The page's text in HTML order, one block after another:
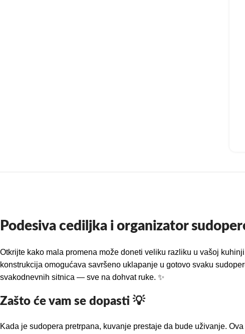
Podesiva cediljka i organizator
Otkrijte kako mala promena može doneti veliku razliku u vašoj
konstrukcija omogućava savršeno uklapanje u gotovo svaku
svakodnevnih sitnica — sve na dohvat ruke. ✨
Zašto će vam se dopasti 💡
Kada je sudopera pretrpana, kuvanje prestaje da bude uživanje.